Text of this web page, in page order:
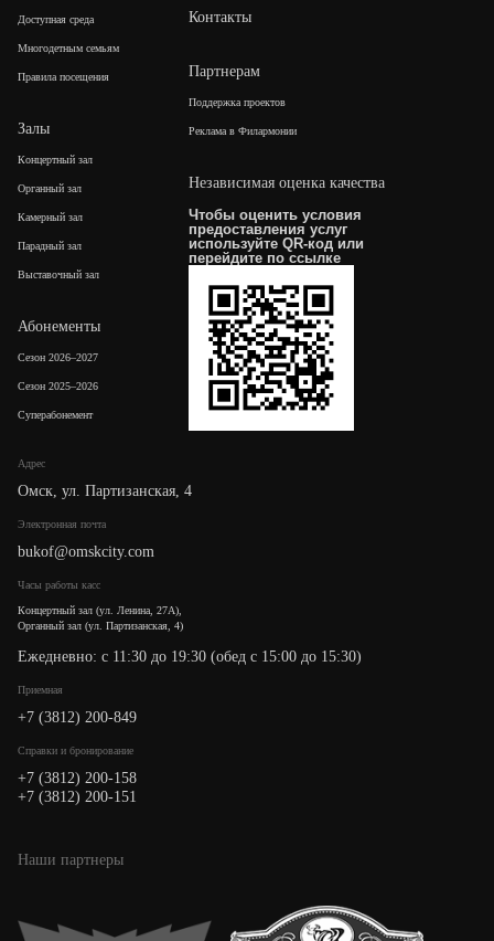
Адрес
Омск, ул. Партизанская, 4
Электронная почта
bukof@omskcity.com
Часы работы касс
Концертный зал (ул. Ленина, 27А),
Органный зал (ул. Партизанская, 4)
Ежедневно: с 11:30 до 19:30 (обед с 15:00 до 15:30)
Приемная
+7 (3812) 200-849
Cправки и бронирование
+7 (3812) 200-158
+7 (3812) 200-151
Доступная среда
Многодетным семьям
Правила посещения
Залы
Концертный зал
Органный зал
Камерный зал
Парадный зал
Выставочный зал
Абонементы
Сезон 2026–2027
Сезон 2025–2026
Суперабонемент
Контакты
Партнерам
Поддержка проектов
Реклама в Филармонии
Независимая оценка качества
Чтобы оценить условия
предоставления услуг
используйте QR-код или
перейдите по ссылке
Наши партнеры